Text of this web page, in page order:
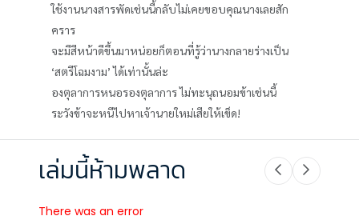
ใช้งานนางสารพัดเช่นนี้กลับไม่เคยขอบคุณนางเลยสัก
คราร
จะมีสีหน้าดีขึ้นมาหน่อยก็ตอนที่รู้ว่านางกลายร่างเป็น
‘สตรีโฉมงาม’ ได้เท่านั้นล่ะ
องตุลาการหนอรองตุลาการ ไม่ทะนุถนอมข้าเช่นนี้
ระวังข้าจะหนีไปหาเจ้านายใหม่เสียให้เข็ด!
เล่มนี้ห้ามพลาด
There was an error